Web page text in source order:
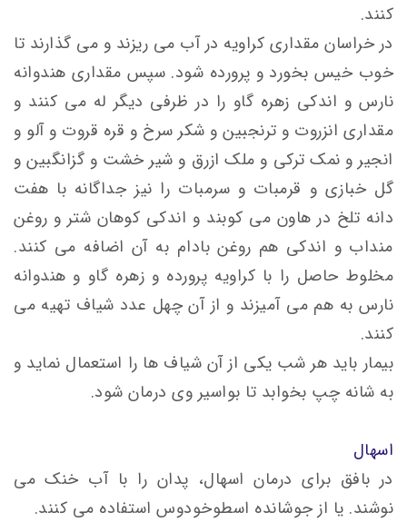
کنند.
در خراسان مقداری کراویه در آب می ریزند و می گذارند تا
خوب خیس بخورد و پرورده شود. سپس مقداری هندوانه
نارس و اندکی زهره گاو را در ظرفی دیگر له می کنند و
مقداری انزروت و ترنجبین و شکر سرخ و قره قروت و آلو و
انجیر و نمک ترکی و ملک ازرق و شیر خشت و گزانگبین و
گل خبازی و قرمبات و سرمبات را نیز جداگانه با هفت
دانه تلخ در هاون می کوبند و اندکی کوهان شتر و روغن
منداب و اندکی هم روغن بادام به آن اضافه می کنند.
مخلوط حاصل را با کراویه پرورده و زهره گاو و هندوانه
نارس به هم می آمیزند و از آن چهل عدد شیاف تهیه می
کنند.
بیمار باید هر شب یکی از آن شیاف ها را استعمال نماید و
به شانه چپ بخوابد تا بواسیر وی درمان شود.
اسهال
در بافق برای درمان اسهال، پدان را با آب خنک می
نوشند. یا از جوشانده اسطوخودوس استفاده می کنند.